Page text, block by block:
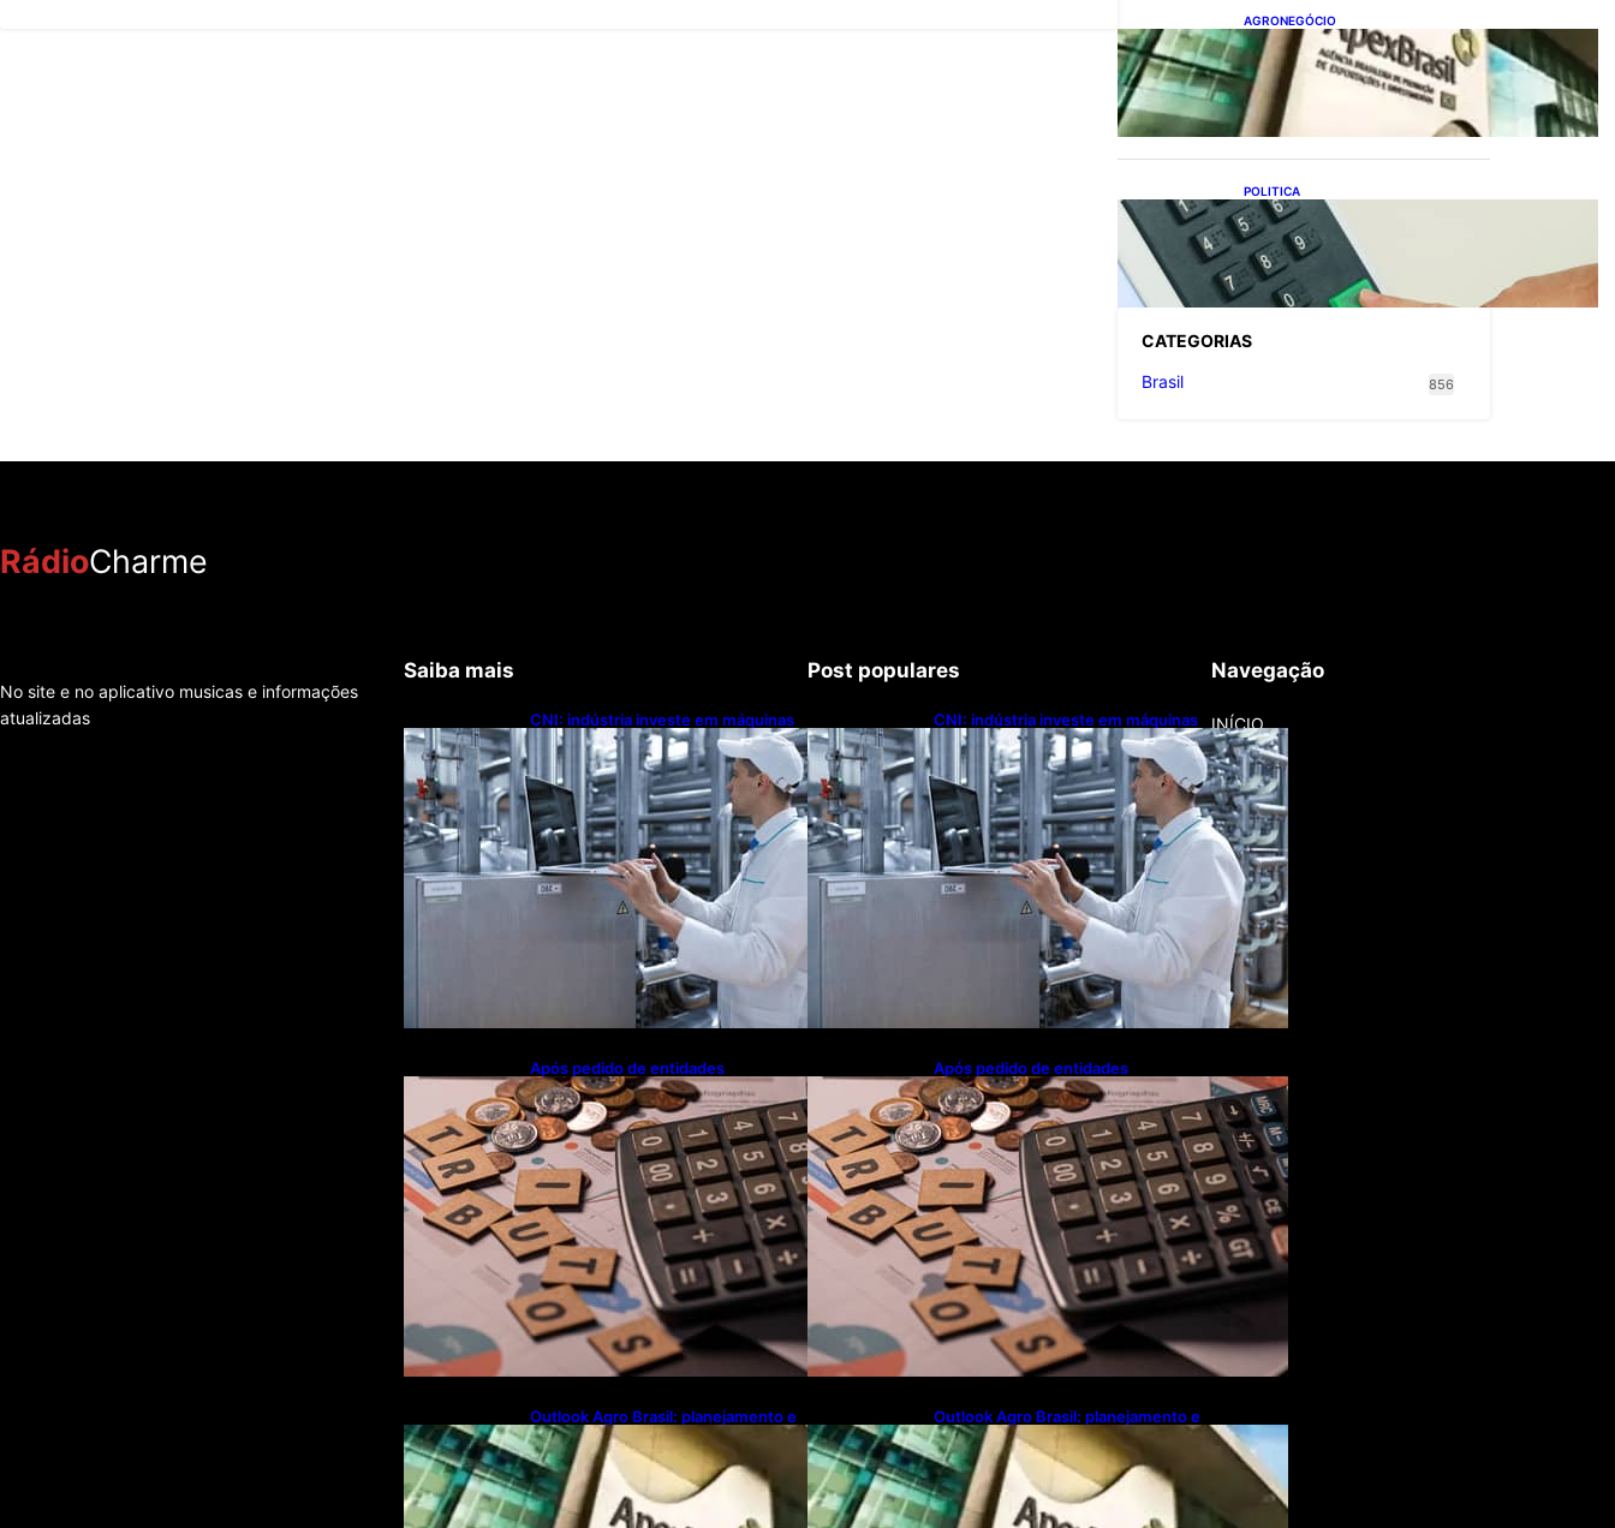
AGRONEGÓCIO
Outlook Agro Brasil:
planejamento e inovação
pautam debates sobre
futuro do agronegócio
POLITICA
Viracasacas? Em 2022, 259
municípios votaram mais
em Lula no 1º turno e em
Jair no 2º
CATEGORIAS
Brasil
856
RádioCharme
No site e no aplicativo musicas e informações
atualizadas
Saiba mais
CNI: indústria investe em máquinas
novas, mas modernização
tecnológica avança lentamente
Após pedido de entidades
empresariais, Receita flexibiliza
regras da Reforma Tributária
Outlook Agro Brasil: planejamento e
inovação pautam debates sobre
futuro do agronegócio
Post populares
CNI: indústria investe em máquinas
novas, mas modernização
tecnológica avança lentamente
Após pedido de entidades
empresariais, Receita flexibiliza
regras da Reforma Tributária
Outlook Agro Brasil: planejamento e
inovação pautam debates sobre
futuro do agronegócio
Navegação
INÍCIO